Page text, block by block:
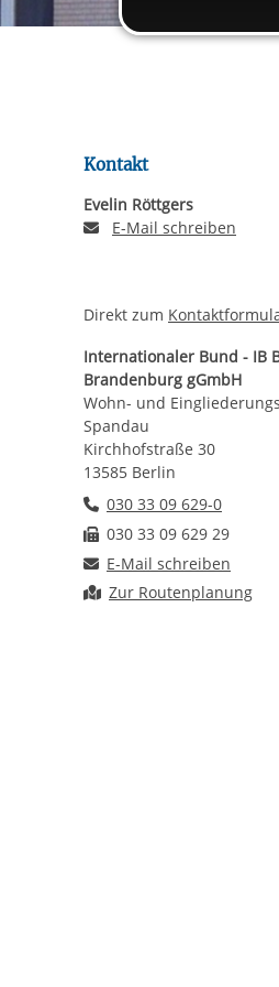
zur Bereitstellung
Diese Cookies setzen wir
Wiedergabe
Kontakt
Evelin Röttgers
E-Mail an Evelin Röttgers
E-Mail schreiben
Direkt zum
Internationaler Bund - IB
Brandenburg gGmbH
Wohn- und
Spandau
Kirchhofstraße 30
13585 Berlin
Telefonnummer
030 33 09 629-0
Faxnummer
030 33 09 629 29
E-Mail an Wohn- und
E-Mail schreiben
Route planen
Zur Routenplanung